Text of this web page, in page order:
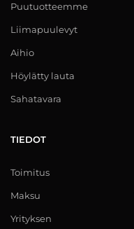
Puutuotteemme
Liimapuulevyt
Aihio
Höylätty lauta
Sahatavara
TIEDOT
Toimitus
Maksu
Yrityksen